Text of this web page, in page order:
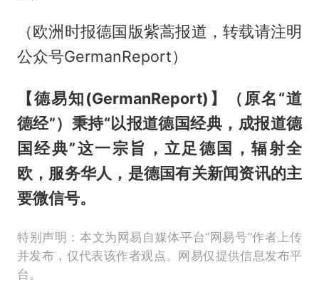
（欧洲时报德国版紫蒿报道，转载请注明
公众号GermanReport）
【德易知(GermanReport)】（原名“道
德经”）秉持“以报道德国经典，成报道德
国经典”这一宗旨，立足德国，辐射全
欧，服务华人，是德国有关新闻资讯的主
要微信号。
特别声明：本文为网易自媒体平台“网易号”作者上传
并发布，仅代表该作者观点。网易仅提供信息发布平
台。